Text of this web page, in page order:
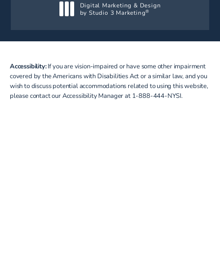
Digital Marketing & Design
by Studio 3 Marketing®
Accessibility:If you are vision-impaired or have some other impairment
covered by the Americans with Disabilities Act or a similar law, and you
wish to discuss potential accommodations related to using this website,
please contact our Accessibility Manager at 1-888-444-NYSI.